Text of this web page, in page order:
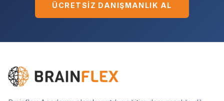
ÜCRETSIZ DANIŞMANLIK AL